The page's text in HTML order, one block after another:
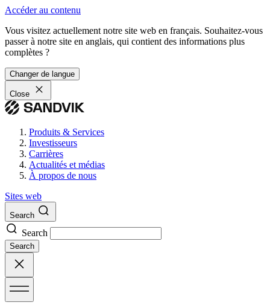
Accéder au contenu
Vous visitez actuellement notre site web en français. Souhaitez-vous
passer à notre site en anglais, qui contient des informations plus
complètes ?
Changer de langue
Close
Produits & Services
Investisseurs
Carrières
Actualités et médias
À propos de nous
Sites web
Search
Search
Search